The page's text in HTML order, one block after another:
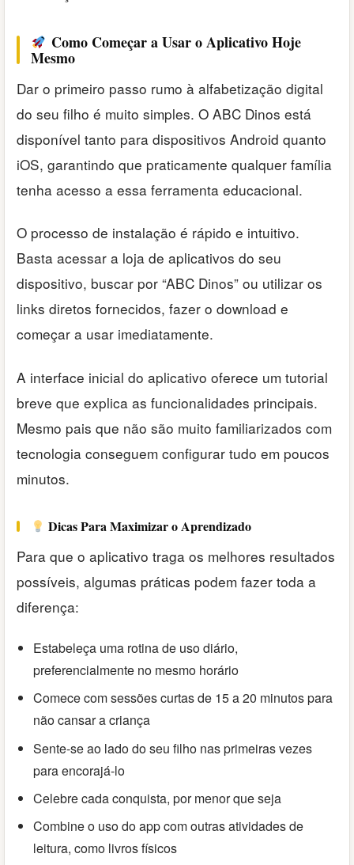
Como Começar a Usar o Aplicativo Hoje
Mesmo
Dar o primeiro passo rumo à alfabetização digital
do seu filho é muito simples. O ABC Dinos está
disponível tanto para dispositivos Android quanto
iOS, garantindo que praticamente qualquer família
tenha acesso a essa ferramenta educacional.
O processo de instalação é rápido e intuitivo.
Basta acessar a loja de aplicativos do seu
dispositivo, buscar por “ABC Dinos” ou utilizar os
links diretos fornecidos, fazer o download e
começar a usar imediatamente.
A interface inicial do aplicativo oferece um tutorial
breve que explica as funcionalidades principais.
Mesmo pais que não são muito familiarizados com
tecnologia conseguem configurar tudo em poucos
minutos.
Dicas Para Maximizar o Aprendizado
Para que o aplicativo traga os melhores resultados
possíveis, algumas práticas podem fazer toda a
diferença:
Estabeleça uma rotina de uso diário,
preferencialmente no mesmo horário
Comece com sessões curtas de 15 a 20 minutos para
não cansar a criança
Sente-se ao lado do seu filho nas primeiras vezes
para encorajá-lo
Celebre cada conquista, por menor que seja
Combine o uso do app com outras atividades de
leitura, como livros físicos